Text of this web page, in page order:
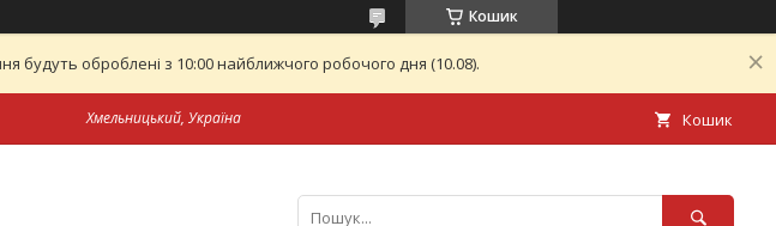
Кошик
будуть оброблені з 10:00 найближчого робочого дня (10.08).
Хмельницький, Україна Кошик